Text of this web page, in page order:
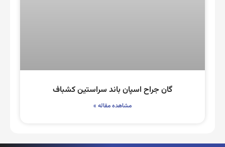
گان جراح اسپان باند سراستین کشباف
مشاهده مقاله »